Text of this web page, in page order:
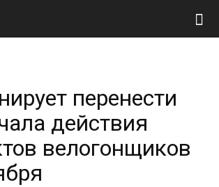
перенести
действия
велогонщиков